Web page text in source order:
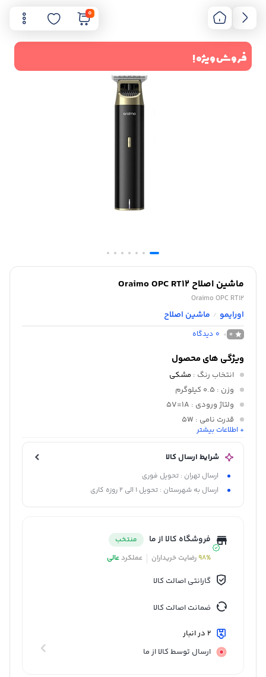
0
فروش ویژه !
ماشین اصلاح Oraimo OPC RT12
Oraimo OPC RT12
اورایمو / ماشین اصلاح
0
0 دیدگاه
ویژگی های محصول
انتخاب رنگ : مشکی
وزن : 0.5 کیلوگرم
ولتاژ ورودی : 5V=1A
قدرت نامی : 5W
مدت زمان شارژ شدن
+ اطلاعات بیشتر
شرایط ارسال کالا
ارسال تهران : تحویل فوری
ارسال به شهرستان : تحویل 1 الی 2 روزه کاری
فروشگاه کالا از ما
منتخب
98%رضایت خریداران عملکردعالی
گارانتی اصالت کالا
ضمانت اصالت کالا
2 در انبار
ارسال توسط کالا از ما